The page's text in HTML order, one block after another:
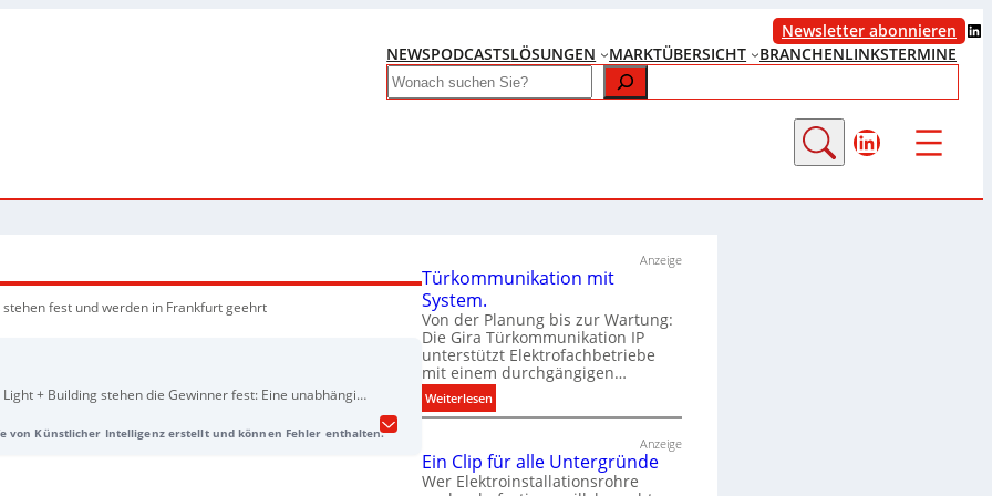
Newsletter abonnieren LinkedIn
NEWSPODCASTSLÖSUNGEN MARKTÜBERSICHT BRANCHENLINKSTERMINE
Search
LinkedIn
fest und werden in Frankfurt geehrt
+ Building stehen die Gewinner fest: Eine unabhängige
sowie funktionale und gestalterische Qualität.
von Künstlicher Intelligenz erstellt und können Fehler enthalten.
Anzeige
Türkommunikation mit
System.
Von der Planung bis zur Wartung:
Die Gira Türkommunikation IP
unterstützt Elektrofachbetriebe
mit einem durchgängigen…
Weiterlesen:
T
r
k
Anzeige
Ein Clip für alle Untergründe
Wer Elektroinstallationsrohre